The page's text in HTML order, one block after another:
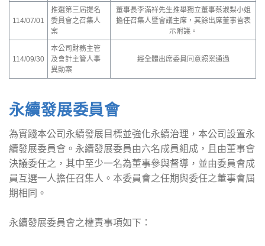
114/07/01
推選第三屆提名
委員會之召集人
案
董事長李滿祥先生推舉獨立董事蔡淑梨小姐
擔任召集人暨會議主席，其餘出席董事皆表
示附議。
114/09/30
本公司財務主管
及會計主管人事
異動案
經全體出席委員同意照案通過
永續發展委員會
為實踐本公司永續發展目標並強化永續治理，本公司設置永
續發展委員會。永續發展委員由六名成員組成，且由董事會
決議委任之，其中至少一名為董事參與督導，並由委員會成
員互選一人擔任召集人。本委員會之任期與委任之董事會屆
期相同。
永續發展委員會之權責事項如下：